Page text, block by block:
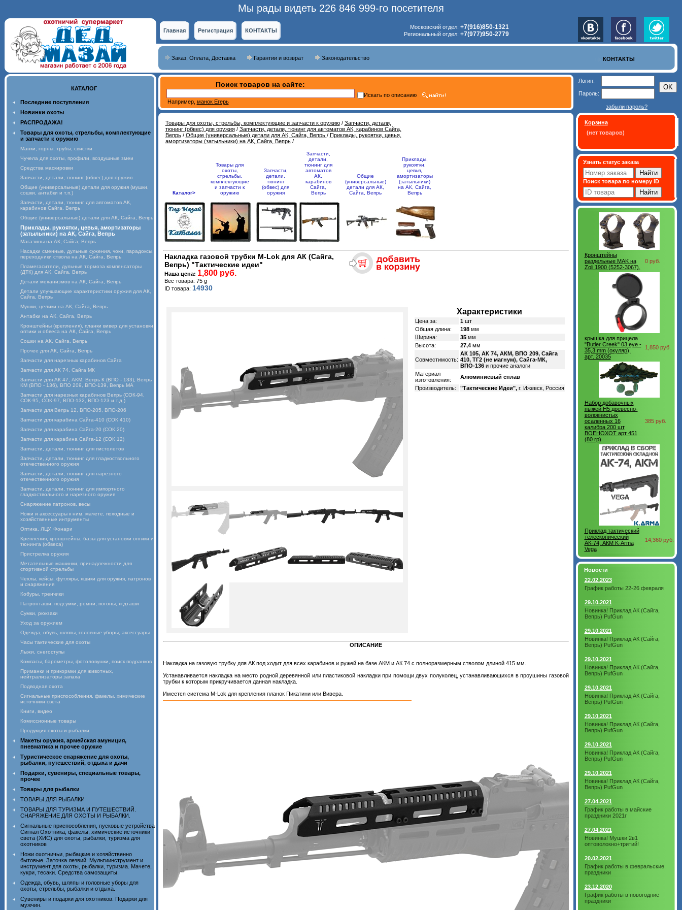
Мы рады видеть 226 846 999-го посетителя
Главная Регистрация КОНТАКТЫ
Московский отдел: +7(916)850-1321
Региональный отдел: +7(977)950-2779
КОНТАКТЫ
Заказ, Оплата, Доставка Гарантии и возврат Законодательство
КАТАЛОГ
Последние поступления
Новинки охоты
РАСПРОДАЖА!
Товары для охоты, стрельбы, комплектующие
и запчасти к оружию
Манки, горны, трубы, свистки
Чучела для охоты, профили, воздушные змеи
Средства маскировки
Запчасти, детали, тюнинг (обвес) для оружия
Общие (универсальные) детали для оружия (мушки,
сошки, антабки и т.п.)
Запчасти, детали, тюнинг для автоматов АК,
карабинов Сайга, Вепрь
Общие (универсальные) детали для АК, Сайга, Вепрь
Приклады, рукоятки, цевья, амортизаторы
(затыльники) на АК, Сайга, Вепрь
Магазины на АК, Сайга, Вепрь
Насадки сменные, дульные сужения, чоки, парадоксы,
переходники ствола на АК, Сайга, Вепрь
Пламегасители, дульные тормоза компенсаторы
(ДТК) для АК, Сайга, Вепрь
Детали механизмов на АК, Сайга, Вепрь
Детали улучшающие характеристики оружия для АК,
Сайга, Вепрь
Мушки, целики на АК, Сайга, Вепрь
Антабки на АК, Сайга, Вепрь
Кронштейны (крепления), планки вивер для установки
оптики и обвеса на АК, Сайга, Вепрь
Сошки на АК, Сайга, Вепрь
Прочее для АК, Сайга, Вепрь
Запчасти для нарезных карабинов Сайга
Запчасти для АК 74, Сайга МК
Запчасти для АК 47, АКМ, Вепрь К (ВПО - 133), Вепрь
КМ (ВПО - 136), ВПО 209, ВПО-139, Вепрь МА
Запчасти для нарезных карабинов Вепрь (СОК-94,
СОК-95, СОК-97, ВПО-132, ВПО-123 и т.д.)
Запчасти для Вепрь 12, ВПО-205, ВПО-206
Запчасти для карабина Сайга-410 (СОК 410)
Запчасти для карабина Сайга-20 (СОК 20)
Запчасти для карабина Сайга-12 (СОК 12)
Запчасти, детали, тюнинг для пистолетов
Запчасти, детали, тюнинг для гладкоствольного
отечественного оружия
Запчасти, детали, тюнинг для нарезного
отечественного оружия
Запчасти, детали, тюнинг для импортного
гладкоствольного и нарезного оружия
Снаряжение патронов, весы
Ножи и аксессуары к ним, мачете, походные и
хозяйственные интрументы
Оптика, ЛЦУ, Фонари
Крепления, кронштейны, базы для установки оптики и
тюнинга (обвеса)
Пристрелка оружия
Метательные машинки, принадлежности для
спортивной стрельбы
Чехлы, кейсы, футляры, ящики для оружия, патронов
и снаряжения
Кобуры, тренчики
Патронташи, подсумки, ремни, погоны, ягдташи
Сумки, рюкзаки
Уход за оружием
Одежда, обувь, шляпы, головные уборы, аксессуары
Часы тактические для охоты
Лыжи, снегоступы
Компасы, барометры, фотоловушки, поиск подранков
Приманки и прикормки для животных,
нейтрализаторы запаха
Подводная охота
Сигнальные приспособления, факелы, химические
источники света
Книги, видео
Комиссионные товары
Продукция охоты и рыбалки
Макеты оружия, армейская амуниция,
пневматика и прочее оружие
Туристическое снаряжение для охоты,
рыбалки, путешествий, отдыха и дачи
Подарки, сувениры, специальные товары,
прочее
Товары для рыбалки
ТОВАРЫ ДЛЯ РЫБАЛКИ
ТОВАРЫ ДЛЯ ТУРИЗМА И ПУТЕШЕСТВИЙ.
СНАРЯЖЕНИЕ ДЛЯ ОХОТЫ И РЫБАЛКИ.
Сигнальные приспособления, пусковые устройства
Сигнал Охотника, факелы, химические источники
света (ХИС) для охоты, рыбалки, туризма для
охотников
Ножи охотничьи, рыбацкие и хозяйственно
бытовые. Заточка лезвий. Мультиинструмент и
инструмент для охоты, рыбалки, туризма. Мачете,
кукри, тесаки. Средства самозащиты.
Одежда, обувь, шляпы и головные уборы для
охоты, стрельбы, рыбалки и отдыха.
Сувениры и подарки для охотников. Подарки для
мужчин.
Поиск товаров на сайте:
Например, манок Егерь
Искать по описанию
Товары для охоты, стрельбы, комплектующие и запчасти к оружию/ Запчасти, детали,
тюнинг (обвес) для оружия/ Запчасти, детали, тюнинг для автоматов АК, карабинов Сайга,
Вепрь/ Общие (универсальные) детали для АК, Сайга, Вепрь / Приклады, рукоятки, цевья,
амортизаторы (затыльники) на АК, Сайга, Вепрь/
Каталог>
Товары для
охоты,
стрельбы,
комплектующие
и запчасти к
оружию
Запчасти,
детали,
тюнинг
(обвес) для
оружия
Запчасти,
детали,
тюнинг для
автоматов
АК,
карабинов
Сайга,
Вепрь
Общие
(универсальные)
детали для АК,
Сайга, Вепрь
Приклады,
рукоятки,
цевья,
амортизаторы
(затыльники)
на АК, Сайга,
Вепрь
Накладка газовой трубки M-Lok для АК (Сайга,
Вепрь) "Тактические идеи"
Наша цена: 1,800 руб.
Вес товара: 75 g
ID товара: 14930
Характеристики
Цена за: 1 шт
Общая длина:
198 мм
Ширина:
35мм
Высота:
27,4 мм
Совместимость:
АК 105, АК 74, АКМ, ВПО 209, Сайга
410, ТГ2 (не магнум), Сайга-МК,
ВПО-136и прочие аналоги
Материал
изготовления:
Алюминиевый сплав
Производитель:
"Тактические Идеи",г. Ижевск, Россия
ОПИСАНИЕ
Накладка на газовую трубку для АК под ходит для всех карабинов и ружей на базе АКМ и АК 74 с полноразмерным стволом длиной 415 мм.
Устанавливается накладка на место родной деревянной или пластиковой накладки при помощи двух полуколец, устанавливающихся в проушины газовой
трубки к которым прикручивается данная накладка.
Имеется система M-Lok для крепления планок Пикатини или Вивера.
Логин:
Пароль:
забыли пароль?
Корзина
(нет товаров)
Узнать статус заказа
Поиск товара по номеру ID
Кронштейны
раздельные MAK на
Zoli 1900 (5252-3067).
0 руб.
крышка для прицела
"Butler Creek" 03 eye -
35,3 mm (окуляр),
арт. 20035
1,850 руб.
Набор добавочных
пыжей H5 древесно-
волокнистых
осаленных 16
калибра 200 шт
ВОЕНОХОТ арт 451
(80 гр)
385 руб.
Приклад тактический
телескопический
АК-74, АКМ K-Arma
Vega
14,360 руб.
Новости
22.02.2023
График работы 22-26 февраля
29.10.2021
Новинка! Приклад АК (Сайга,
Вепрь) PufGun
29.10.2021
Новинка! Приклад АК (Сайга,
Вепрь) PufGun
29.10.2021
Новинка! Приклад АК (Сайга,
Вепрь) PufGun
29.10.2021
Новинка! Приклад АК (Сайга,
Вепрь) PufGun
29.10.2021
Новинка! Приклад АК (Сайга,
Вепрь) PufGun
29.10.2021
Новинка! Приклад АК (Сайга,
Вепрь) PufGun
29.10.2021
Новинка! Приклад АК (Сайга,
Вепрь) PufGun
27.04.2021
График работы в майские
праздники 2021г
27.04.2021
Новинка! Мушки 2в1
оптоволокно+тритий!
20.02.2021
График работы в февральские
праздники
23.12.2020
График работы в новогодние
праздники